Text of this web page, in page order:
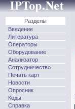
Разделы
Введение
Литература
Операторы
Оборудование
Анализатор
Сотрудничество
Печать карт
Новости
Опросник
Коды
Справка